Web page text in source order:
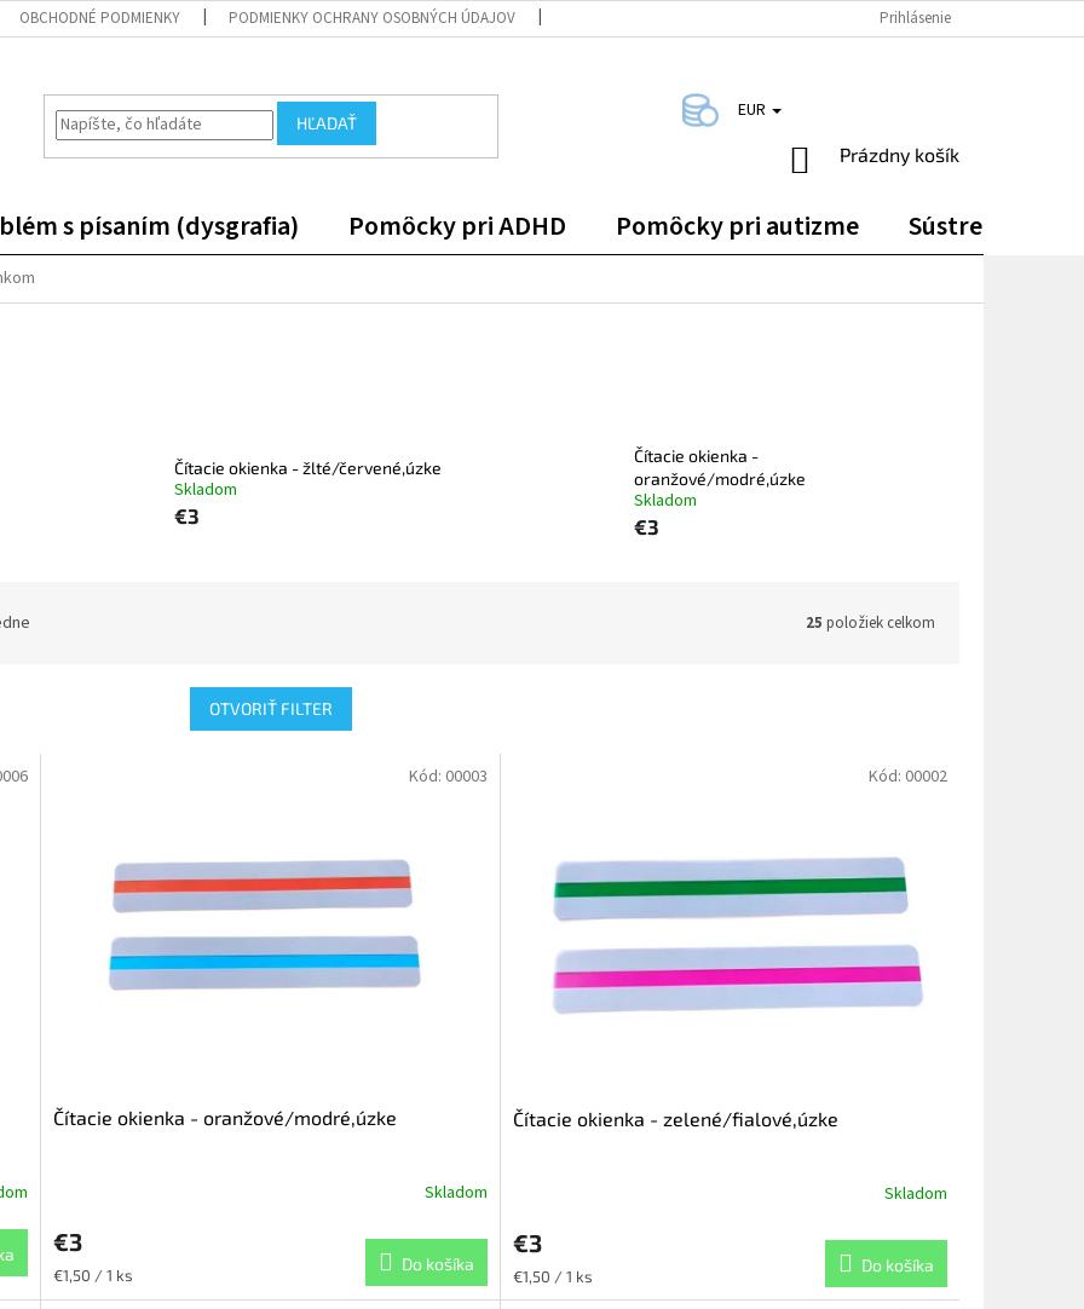
OBCHODNÉ PODMIENKY PODMIENKY OCHRANY OSOBNÝCH ÚDAJOV Prihlásenie
HĽADAŤ
EUR
NÁKUPNÝ
Prázdny košík
s písaním (dysgrafia) Pomôcky pri ADHD Pomôcky pri autizme Sústredenie
Čítacie okienka - žlté/červené,úzke
Skladom
€3
Čítacie okienka -
oranžové/modré,úzke
Skladom
€3
25 položiek celkom
OTVORIŤ FILTER
Čítacie okienka - oranžové/modré,úzke
Skladom
€3
Jednotková
€1,50 / 1 ks
Do košíka
Kód: 00003
Čítacie okienka - zelené/fialové,úzke
Skladom
€3
Jednotková
cena:
€1,50 / 1 ks
Do košíka
Kód: 00002